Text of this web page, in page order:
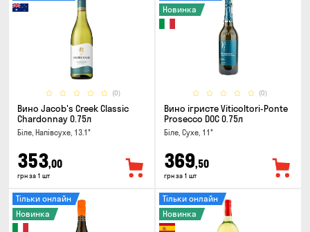
(0)
Вино Jacob's Creek Classic
Chardonnay 0.75л
Біле, Напівсухе, 13.1°
353,00
грн за 1 шт
(0)
Новинка
Вино ігристе Viticoltori-Ponte
Prosecco DOC 0.75л
Біле, Сухе, 11°
369,50
грн за 1 шт
Тільки онлайн
Новинка
Тільки онлайн
Новинка